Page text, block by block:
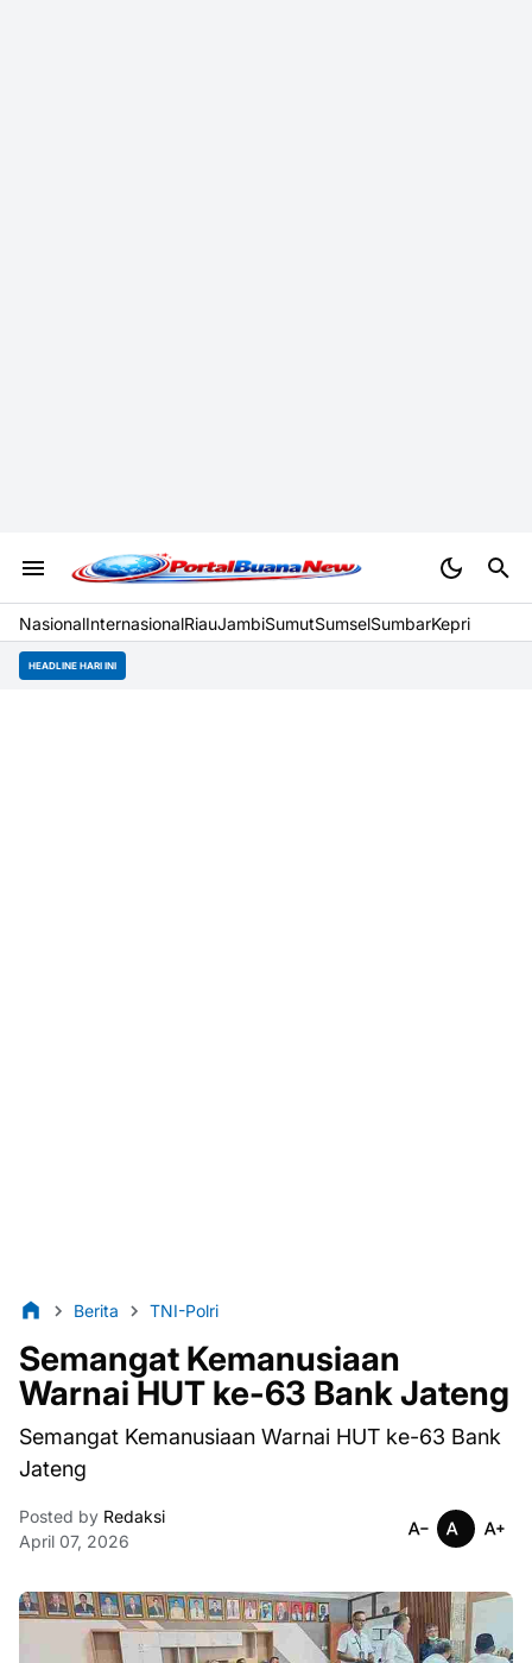
NasionalInternasionalRiauJambiSumutSumselSumbarKepri
HEADLINE HARI INI
Berita TNI-Polri
Semangat Kemanusiaan
Warnai HUT ke-63 Bank Jateng
Semangat Kemanusiaan Warnai HUT ke-63 Bank
Jateng
Posted by Redaksi
April 07, 2026